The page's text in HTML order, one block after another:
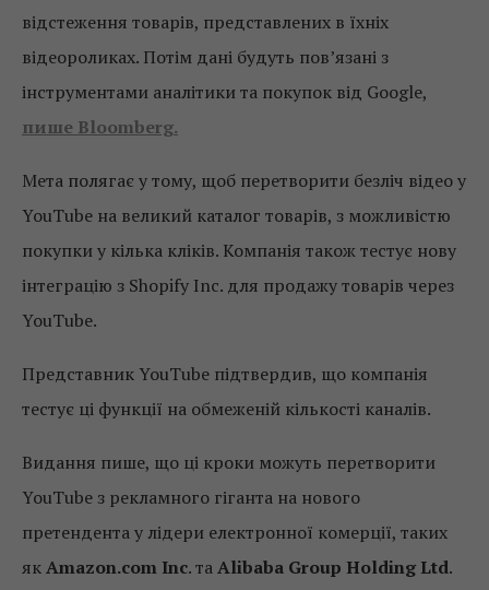
відстеження товарів, представлених в їхніх
відеороликах. Потім дані будуть пов’язані з
інструментами аналітики та покупок від Google,
пише Bloomberg.
Мета полягає у тому, щоб перетворити безліч відео у
YouTube на великий каталог товарів, з можливістю
покупки у кілька кліків. Компанія також тестує нову
інтеграцію з Shopify Inc. для продажу товарів через
YouTube.
Представник YouTube підтвердив, що компанія
тестує ці функції на обмеженій кількості каналів.
Видання пише, що ці кроки можуть перетворити
YouTube з рекламного гіганта на нового
претендента у лідери електронної комерції, таких
якAmazon.com Inc. таAlibaba Group Holding Ltd.